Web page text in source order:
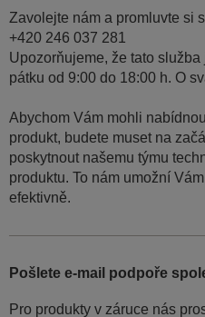
Zavolejte nám a promluvte si
+420 246 037 281
Upozorňujeme, že tato
pátku od 9:00 do 18:00 h. O
Abychom Vám mohli
produkt, budete muset na
poskytnout našemu týmu
produktu. To nám umožní
efektivně.
Pošlete e-mail podpoře
Pro produkty v záruce nás